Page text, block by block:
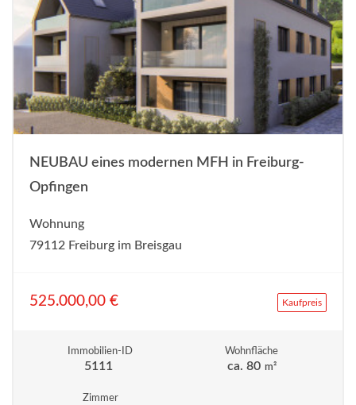
NEUBAU eines modernen MFH in Freiburg-
Opfingen
Wohnung
79112 Freiburg im Breisgau
525.000,00 € Kaufpreis
Immobilien-ID
5111
Wohnfläche
ca. 80 m²
Zimmer